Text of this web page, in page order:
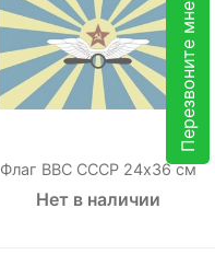
Перезвоните мне
Флаг ВВС СССР 24х36 см
Нет в наличии